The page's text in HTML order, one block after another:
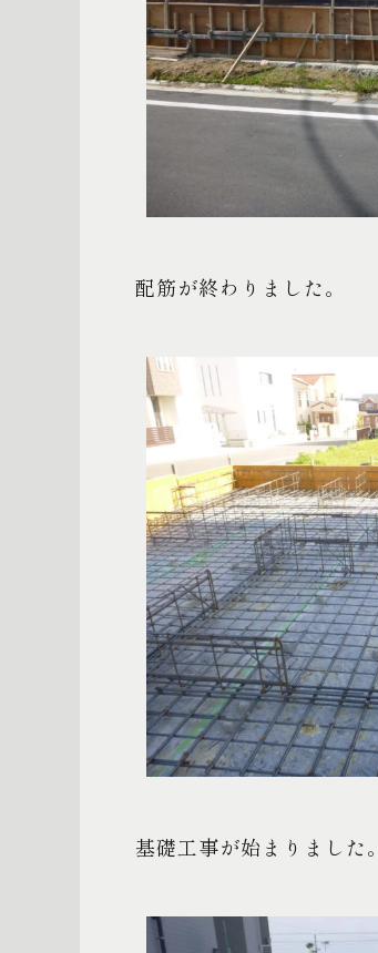
配筋が終わりました。
基礎工事が始まりました。